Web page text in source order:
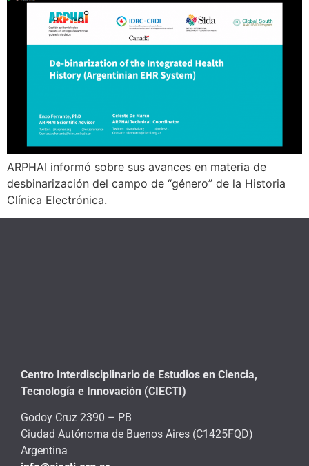
ARPHAI informó sobre sus avances en materia de
desbinarización del campo de “género” de la Historia
Clínica Electrónica.
Centro Interdisciplinario de Estudios en Ciencia,
Tecnología e Innovación (CIECTI)
Godoy Cruz 2390 – PB
Ciudad Autónoma de Buenos Aires (C1425FQD)
Argentina